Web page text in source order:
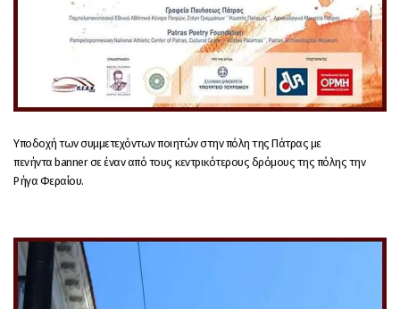
Υποδοχή των συμμετεχόντων ποιητών στην πόλη της Πάτρας με
πενήντα banner σε έναν από τους κεντρικότερους δρόμους της πόλης την
Ρήγα Φεραίου.